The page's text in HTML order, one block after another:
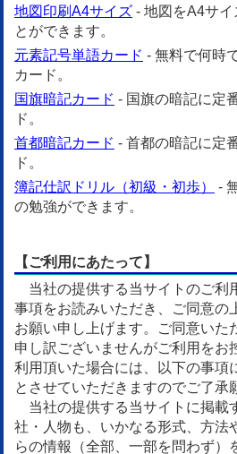
地図印刷A4サイズ - 地図をA4サイ
とができます。
元素記号単語カード - 無料で何時
カード。
国旗暗記カード - 国旗の暗記に定
ド。
首都暗記カード - 首都の暗記に定
ド。
簿記仕訳ドリル（初級・初歩）
-
の勉強ができます。
【ご利用にあたって】
当社の提供する当サイトのご利
事項をお読みいただき、ご同意の
お願い申し上げます。ご同意いた
申し訳ございませんがご利用をお
利用頂いた場合には、以下の事項
とさせていただきますのでご了承
当社の提供する当サイトに掲載
社・人物も、いかなる形式、方法
らの情報（全部、一部を問わず）